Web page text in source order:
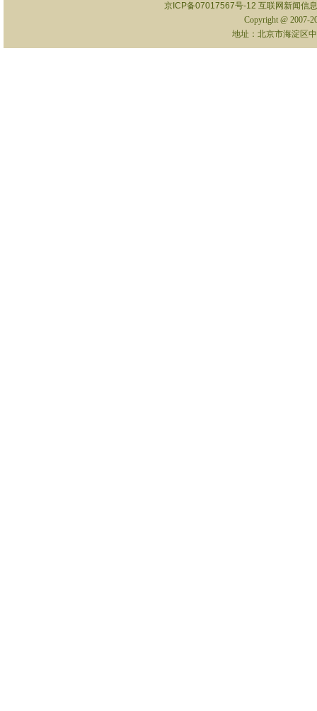
京ICP备07017567号-12 互联网新闻信
Copyright @ 2007-
地址：北京市海淀区